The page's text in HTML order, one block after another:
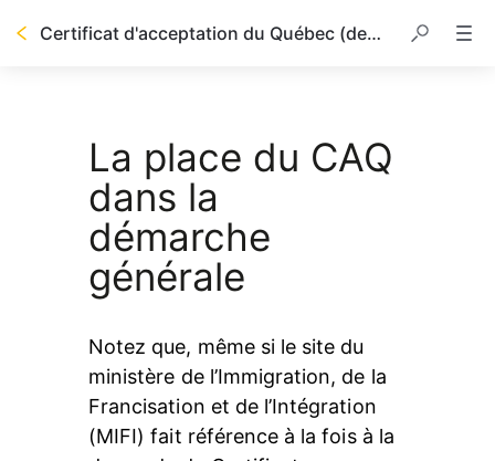
Certificat d'acceptation du Québec (demande initiale et résultat)
La place du CAQ
dans la
démarche
générale
Notez que, même si le site du
ministère de l’Immigration, de la
Francisation et de l’Intégration
(MIFI) fait référence à la fois à la